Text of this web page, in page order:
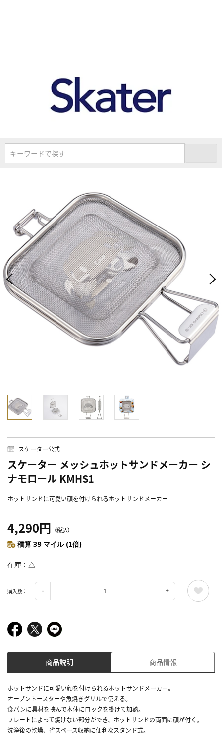
キーワードで探す
スケーター公式
スケーター メッシュホットサンドメーカー シ
ナモロール KMHS1
ホットサンドに可愛い顔を付けられるホットサンドメーカー
4,290円 （税込）
積算 39 マイル (1倍)
在庫 △
購入数：
商品説明 商品情報
ホットサンドに可愛い顔を付けられるホットサンドメーカー。
オーブントースターや魚焼きグリルで使える。
食パンに具材を挟んで本体にロックを掛けて加熱。
プレートによって焼けない部分ができ、ホットサンドの両面に顔が付く。
洗浄後の乾燥、省スペース収納に便利なスタンド式。